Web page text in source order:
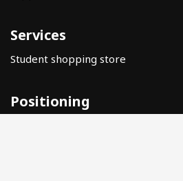
Services
Student shopping store
Positioning